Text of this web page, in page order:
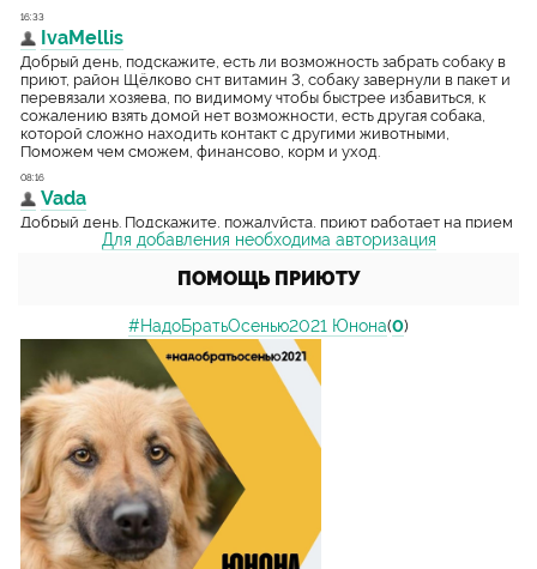
Для добавления необходима авторизация
ПОМОЩЬ ПРИЮТУ
#НадоБратьОсенью2021 Юнона(0)